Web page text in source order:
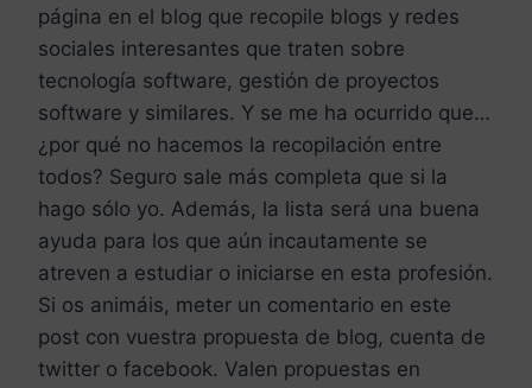
página en el blog que recopile blogs y redes
sociales interesantes que traten sobre
tecnología software, gestión de proyectos
software y similares. Y se me ha ocurrido que…
¿por qué no hacemos la recopilación entre
todos? Seguro sale más completa que si la
hago sólo yo. Además, la lista será una buena
ayuda para los que aún incautamente se
atreven a estudiar o iniciarse en esta profesión.
Si os animáis, meter un comentario en este
post con vuestra propuesta de blog, cuenta de
twitter o facebook. Valen propuestas en